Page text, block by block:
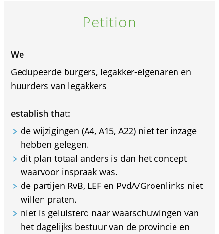
Petition
We
Gedupeerde burgers, legakker-eigenaren en
huurders van legakkers
establish that:
de wijzigingen (A4, A15, A22) niet ter inzage
hebben gelegen.
dit plan totaal anders is dan het concept
waarvoor inspraak was.
de partijen RvB, LEF en PvdA/Groenlinks niet
willen praten.
niet is geluisterd naar waarschuwingen van
het dagelijks bestuur van de provincie en